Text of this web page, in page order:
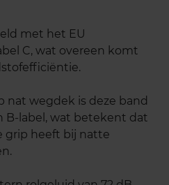
met het EU
C, wat overeen komt
nat wegdek is deze band
B-label, wat betekent dat
grip heeft bij natte